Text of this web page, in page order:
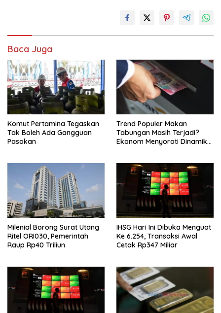
Baca Juga
Komut Pertamina Tegaskan
Tak Boleh Ada Gangguan
Pasokan
Trend Populer Makan
Tabungan Masih Terjadi?
Ekonom Menyoroti Dinamika
Milenial Borong Surat Utang
Ritel ORI030, Pemerintah
Raup Rp40 Triliun
IHSG Hari Ini Dibuka Menguat
Ke 6.254, Transaksi Awal
Cetak Rp347 Miliar